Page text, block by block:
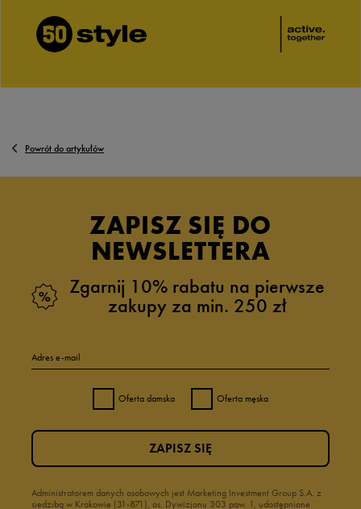
Powrót do artykułów
ZAPISZ SIĘ DO
NEWSLETTERA
Zgarnij 10% rabatu na pierwsze
zakupy za min. 250 zł
Adres e-mail
Oferta damska Oferta męska
Administratorem danych osobowych jest Marketing Investment Group S.A. z
siedzibą w Krakowie (31-871), os. Dywizjonu 303 paw. 1, udostępnione
ZAPISZ SIĘ